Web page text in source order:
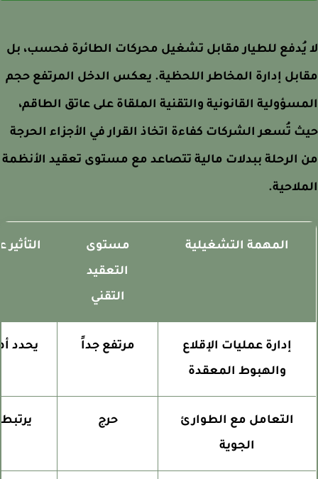
يُدفع للطيار مقابل تشغيل محركات الطائرة فحسب، بل
إدارة المخاطر اللحظية. يعكس الدخل المرتفع حجم
القانونية والتقنية الملقاة على عاتق الطاقم،
تُسعر الشركات كفاءة اتخاذ القرار في الأجزاء الحرجة
الرحلة ببدلات مالية تتصاعد مع مستوى تعقيد الأنظمة
المهمة التشغيلية
مستوى
التعقيد
التقني
التأثير
إدارة عمليات الإقلاع
والهبوط المعقدة
مرتفع جداً
يحدد
التعامل مع الطوارئ
الجوية
حرج
يرتبط